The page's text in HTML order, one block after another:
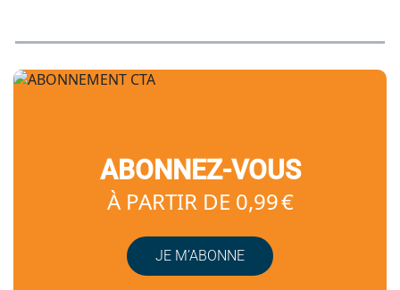
ABONNEZ-VOUS
À PARTIR DE 0,99 €
JE M’ABONNE